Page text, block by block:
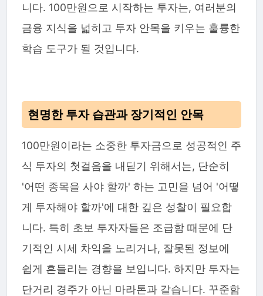
니다. 100만원으로 시작하는 투자는, 여러분의
금융 지식을 넓히고 투자 안목을 키우는 훌륭한
학습 도구가 될 것입니다.
현명한 투자 습관과 장기적인 안목
100만원이라는 소중한 투자금으로 성공적인 주
식 투자의 첫걸음을 내딛기 위해서는, 단순히
'어떤 종목을 사야 할까' 하는 고민을 넘어 '어떻
게 투자해야 할까'에 대한 깊은 성찰이 필요합
니다. 특히 초보 투자자들은 조급함 때문에 단
기적인 시세 차익을 노리거나, 잘못된 정보에
쉽게 흔들리는 경향을 보입니다. 하지만 투자는
단거리 경주가 아닌 마라톤과 같습니다. 꾸준함